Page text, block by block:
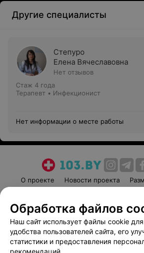
Другие специалисты
Степуро
Елена Вячеславовна
Нет отзывов
Стаж 4 года
Терапевт • Инфекционист
Нет информации о месте работы
О проекте Новости проекта
Пользовательское соглашение
Вакансии
Написать руководителю
Обработка файлов
Наш сайт использует файлы cookie
удобства пользователей сайта, его
статистики и предоставления
рекомендаций.